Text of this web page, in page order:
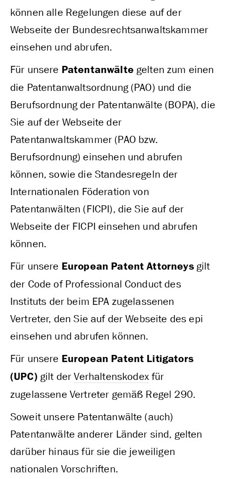
können alle Regelungen diese auf der
Webseite der Bundesrechtsanwaltskammer
einsehen und abrufen.
Für unsere Patentanwälte gelten zum einen
die Patentanwaltsordnung (PAO) und die
Berufsordnung der Patentanwälte (BOPA), die
Sie auf der Webseite der
Patentanwaltskammer (PAO bzw.
Berufsordnung) einsehen und abrufen
können, sowie die Standesregeln der
Internationalen Föderation von
Patentanwälten (FICPI), die Sie auf der
Webseite der FICPI einsehen und abrufen
können.
Für unsere European Patent Attorneysgilt
der Code of Professional Conduct des
Instituts der beim EPA zugelassenen
Vertreter, den Sie auf der Webseite des epi
einsehen und abrufen können.
Für unsere European Patent Litigators
(UPC) gilt derVerhaltenskodexfür
zugelassene Vertreter gemäß Regel 290.
Soweit unsere Patentanwälte (auch)
Patentanwälte anderer Länder sind, gelten
darüber hinaus für sie die jeweiligen
nationalen Vorschriften.